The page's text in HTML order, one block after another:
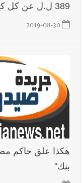
389 ل.ل عن كل كيلواط ساعة
2019-08-30
هكذا علق حاكم
بنك"